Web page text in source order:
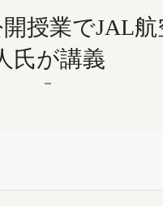
授業でJAL
氏が講義